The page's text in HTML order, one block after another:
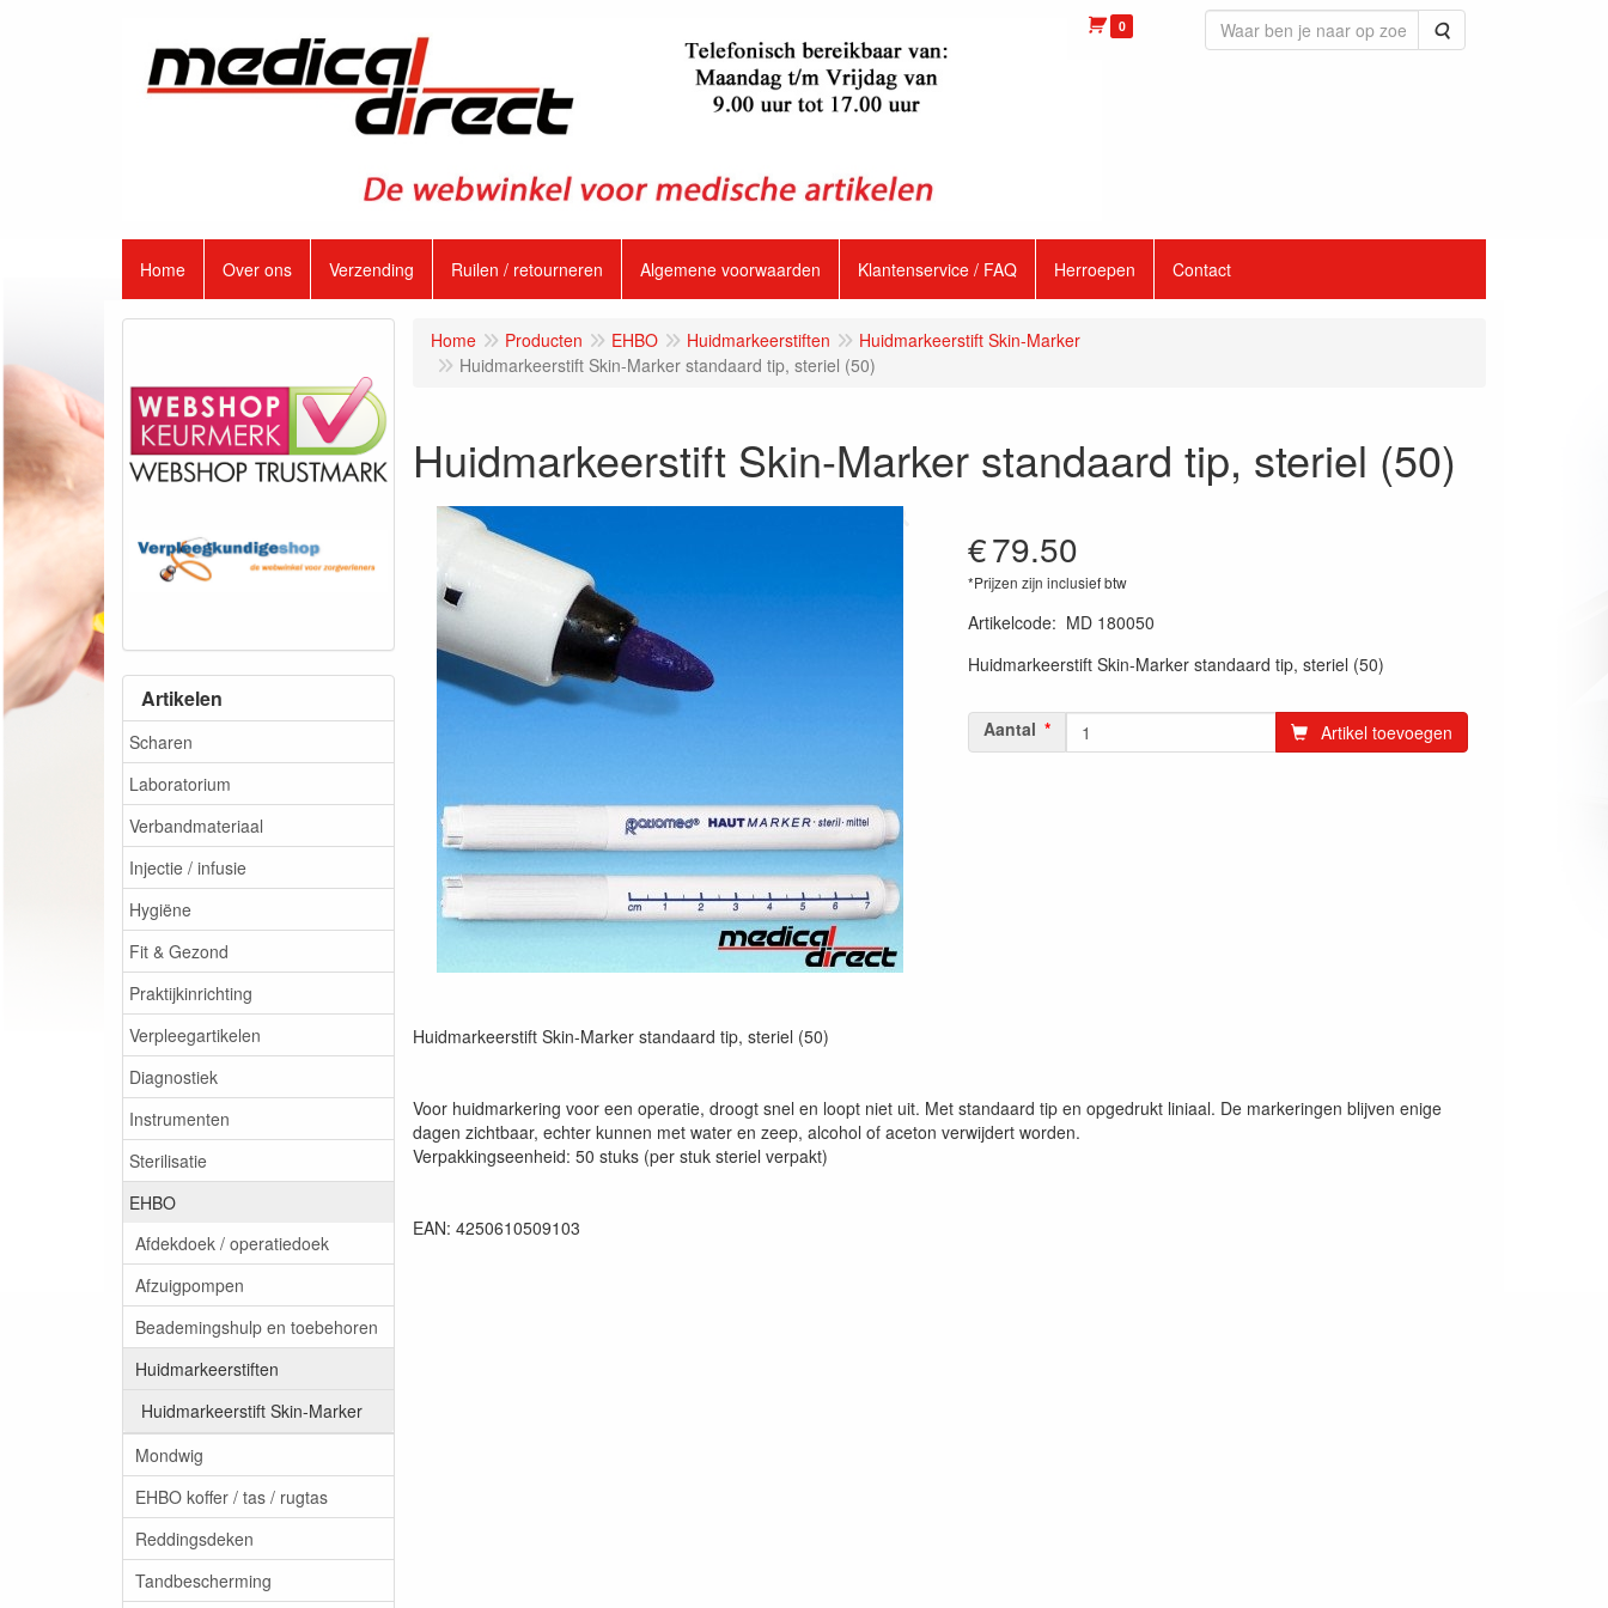
0 Zoeken
Home Over ons Verzending Ruilen / retourneren Algemene voorwaarden Klantenservice / FAQ Herroepen Contact
Artikelen
Scharen
Laboratorium
Verbandmateriaal
Injectie / infusie
Hygiëne
Fit & Gezond
Praktijkinrichting
Verpleegartikelen
Diagnostiek
Instrumenten
Sterilisatie
EHBO
Afdekdoek / operatiedoek
Afzuigpompen
Beademingshulp en toebehoren
Huidmarkeerstiften
Huidmarkeerstift Skin-Marker
Mondwig
EHBO koffer / tas / rugtas
Reddingsdeken
Tandbescherming
Home Producten EHBO Huidmarkeerstiften
Huidmarkeerstift Skin-Marker
Huidmarkeerstift Skin-Marker standaard tip, steriel (50)
Huidmarkeerstift Skin-Marker standaard tip, steriel (50)
€79.50
*Prijzen zijn inclusief btw
Artikelcode: MD 180050
Huidmarkeerstift Skin-Marker standaard tip, steriel (50)
Aantal Artikel toevoegen
Huidmarkeerstift Skin-Marker standaard tip, steriel (50)
Voor huidmarkering voor een operatie, droogt snel en loopt niet uit. Met standaard tip en opgedrukt liniaal. De markeringen blijven enige
dagen zichtbaar, echter kunnen met water en zeep, alcohol of aceton verwijdert worden.
Verpakkingseenheid: 50 stuks (per stuk steriel verpakt)
EAN: 4250610509103